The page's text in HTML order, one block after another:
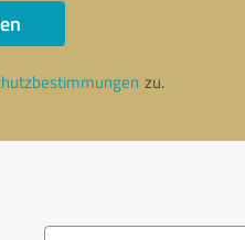
zu.